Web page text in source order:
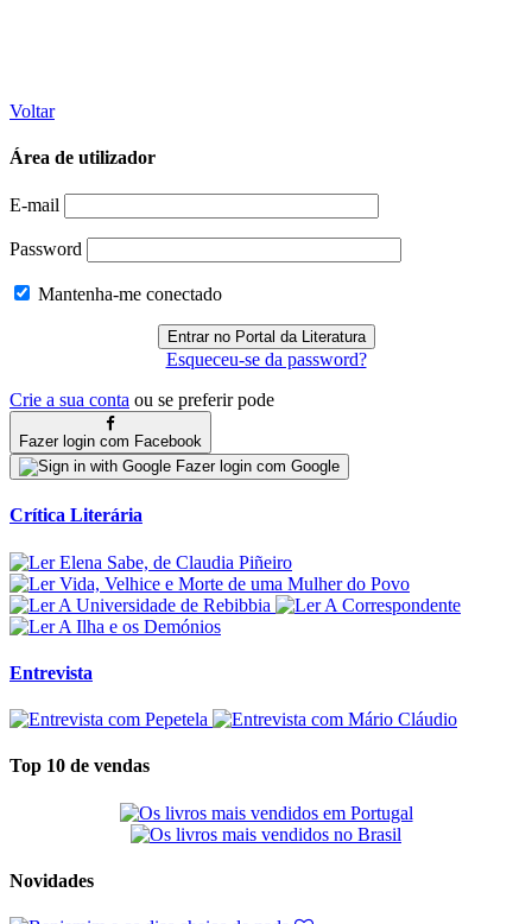
Voltar
Área de utilizador
E-mail
Password
Mantenha-me conectado
Esqueceu-se da password?
Crie a sua conta ou se preferir pode
Fazer login com Facebook
Fazer login com Google
Crítica Literária
Entrevista
Top 10 de vendas
Novidades